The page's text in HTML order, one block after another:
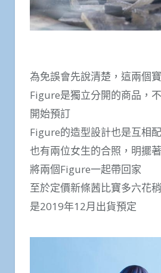
為免誤會先說清楚，這兩個
Figure是獨立分開的商品，
開始預訂
Figure的造型設計也是互相
也有兩位女生的合照，明擺
將兩個Figure一起帶回家
至於定價新條茜比寶多六花
是2019年12月出貨預定